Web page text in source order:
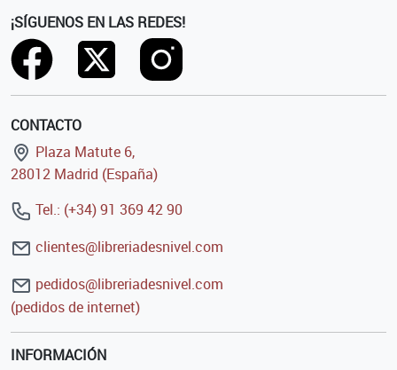
¡SÍGUENOS EN LAS REDES!
CONTACTO
Plaza Matute 6,
28012 Madrid (España)
Tel.: (+34) 91 369 42 90
clientes@libreriadesnivel.com
pedidos@libreriadesnivel.com
(pedidos de internet)
INFORMACIÓN